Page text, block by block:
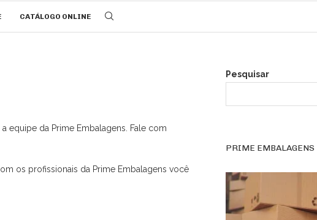
CATÁLOGO ONLINE
equipe da Prime Embalagens. Fale com
os profissionais da Prime Embalagens você
Pesquisar
PRIME EMBALAGENS